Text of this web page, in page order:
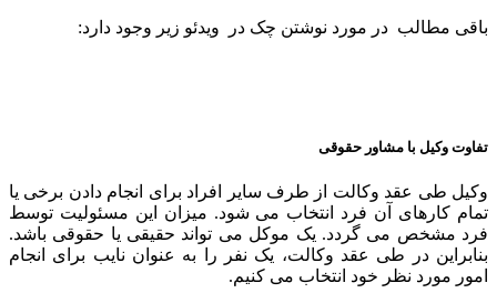
باقی مطالب در مورد نوشتن چک در ویدئو زیر وجود دارد:
تفاوت وکیل با مشاور حقوقی
وکیل طی عقد وکالت از طرف سایر افراد برای انجام دادن برخی یا
تمام کارهای آن فرد انتخاب می شود. میزان این مسئولیت توسط
فرد مشخص می گردد. یک موکل می تواند حقیقی یا حقوقی باشد.
بنابراین در طی عقد وکالت، یک نفر را به عنوان نایب برای انجام
امور مورد نظر خود انتخاب می کنیم.